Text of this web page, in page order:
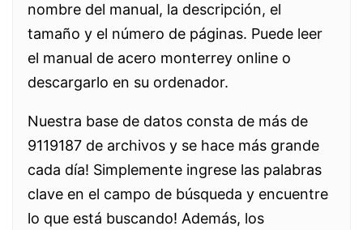
nombre del manual, la descripción, el
tamaño y el número de páginas. Puede leer
el manual de acero monterrey online o
descargarlo en su ordenador.
Nuestra base de datos consta de más de
9119187 de archivos y se hace más grande
cada día! Simplemente ingrese las palabras
clave en el campo de búsqueda y encuentre
lo que está buscando! Además, los